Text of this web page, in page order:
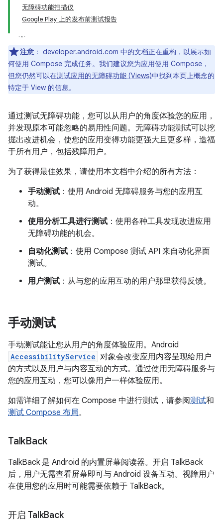
无障碍功能扫描仪
Google Play 上的发布前测试报告
注意 ：
developer.android.com 中的文档正在重构，以展示如
何使用 Compose 完成任务。我们建议您为应用使用 Compose，
但您仍然可以在测试应用的无障碍功能 (Views)中找到本页上概念的
特定于 View 的信息。
通过测试无障碍功能，您可以从用户的角度体验您的应用，
并发现原本可能忽略的易用性问题。无障碍功能测试可以挖
掘出改进机会，使您的应用变得功能更强大且更多样，造福
于所有用户，包括残障用户。
为了获得最佳效果，请使用本文档中介绍的所有方法：
手动测试 ：使用 Android 无障碍服务与您的应用互
动。
使用分析工具进行测试 ：使用各种工具发现改进应用
无障碍功能的机会。
自动化测试 ：使用 Compose 测试 API 来自动化界面
测试。
用户测试 ：从与您的应用互动的用户那里获得反馈。
手动测试
手动测试能让您从用户的角度体验应用。Android
AccessibilityService 对象会改变应用内容呈现给用户
的方式以及用户与内容互动的方式。通过使用无障碍服务与
您的应用互动，您可以像用户一样体验应用。
如需详细了解如何在 Compose 中进行测试，请参阅测试和
测试 Compose 布局。
TalkBack
TalkBack 是 Android 的内置屏幕阅读器。开启 TalkBack
后，用户无需查看屏幕即可与 Android 设备互动。视障用户
在使用您的应用时可能需要依赖于 TalkBack。
开启 TalkBack